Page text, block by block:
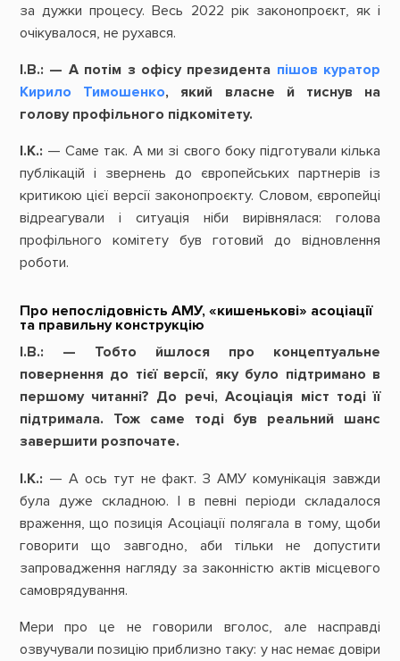
за дужки процесу. Весь 2022 рік законопроєкт, як і
очікувалося, не рухався.
І.В.: — А потім з офісу президента пішов куратор
Кирило
Тимошенко, який власне й тиснув
на
голову профільного підкомітету.
І.К.: — Саме так. А ми зі свого боку підготували кілька
публікацій і звернень до європейських партнерів із
критикою цієї версії законопроєкту. Словом, європейці
відреагували і ситуація ніби вирівнялася: голова
профільного комітету був готовий до відновлення
роботи.
Про непослідовність АМУ, «кишенькові» асоціації
та правильну конструкцію
І.В.:
— Тобто йшлося про
концептуальне
повернення до тієї версії, яку було підтримано в
першому читанні? До речі, Асоціація міст тоді її
підтримала.
Тож саме тоді був реальний шанс
завершити розпочате.
І.К.: — А ось тут не факт. З АМУ комунікація завжди
була дуже складною. І в певні періоди складалося
враження, що позиція Асоціації полягала в тому, щоби
говорити що завгодно, аби тільки не допустити
запровадження нагляду за законністю актів місцевого
самоврядування.
Мери про це не говорили вголос, але насправді
озвучували позицію приблизно таку: у нас немає довіри